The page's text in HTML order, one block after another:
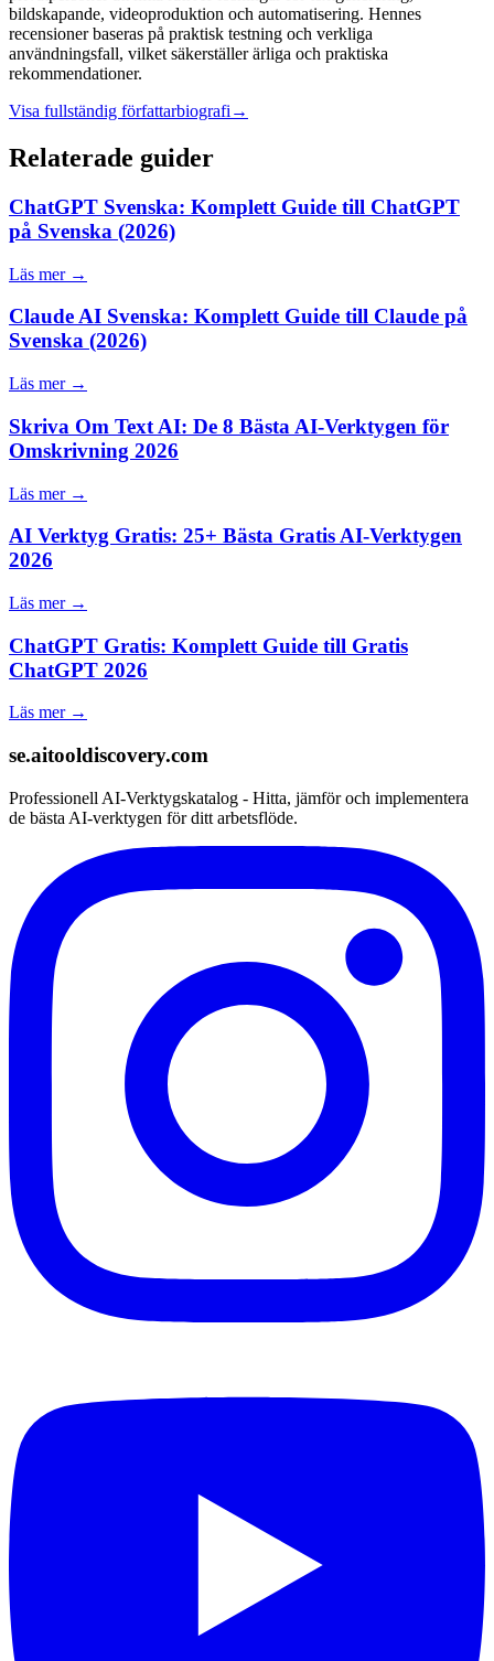
bildskapande, videoproduktion och automatisering. Hennes
recensioner baseras på praktisk testning och verkliga
användningsfall, vilket säkerställer ärliga och praktiska
rekommendationer.
Visa fullständig författarbiografi →
Relaterade guider
ChatGPT Svenska: Komplett Guide till ChatGPT
på Svenska (2026)
Läs mer →
Claude AI Svenska: Komplett Guide till Claude på
Svenska (2026)
Läs mer →
Skriva Om Text AI: De 8 Bästa AI-Verktygen för
Omskrivning 2026
Läs mer →
AI Verktyg Gratis: 25+ Bästa Gratis AI-Verktygen
2026
Läs mer →
ChatGPT Gratis: Komplett Guide till Gratis
ChatGPT 2026
Läs mer →
se.aitooldiscovery.com
Professionell AI-Verktygskatalog - Hitta, jämför och implementera
de bästa AI-verktygen för ditt arbetsflöde.